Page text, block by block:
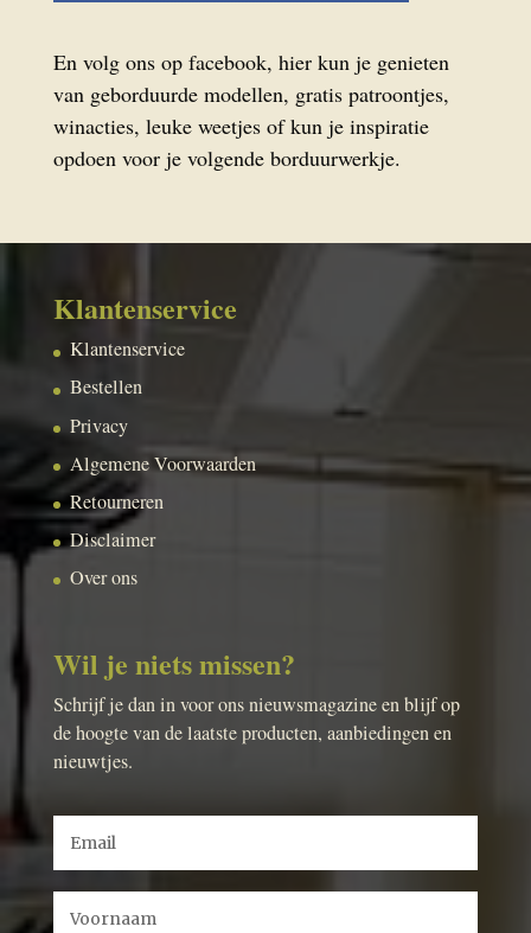
En volg ons op facebook, hier kun je genieten
van geborduurde modellen, gratis patroontjes,
winacties, leuke weetjes of kun je inspiratie
opdoen voor je volgende borduurwerkje.
Klantenservice
Klantenservice
Bestellen
Privacy
Algemene Voorwaarden
Retourneren
Disclaimer
Over ons
Wil je niets missen?
Schrijf je dan in voor ons nieuwsmagazine en blijf op
de hoogte van de laatste producten, aanbiedingen en
nieuwtjes.